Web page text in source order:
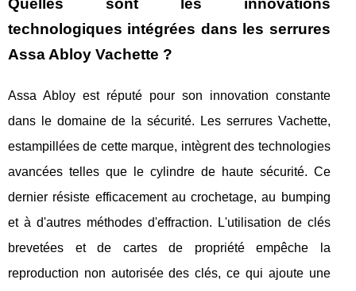
Quelles sont les innovations
technologiques intégrées dans les serrures
Assa Abloy Vachette ?
Assa Abloy est réputé pour son innovation constante
dans le domaine de la sécurité. Les serrures Vachette,
estampillées de cette marque, intègrent des technologies
avancées telles que le cylindre de haute sécurité. Ce
dernier résiste efficacement au crochetage, au bumping
et à d'autres méthodes d'effraction. L'utilisation de clés
brevetées et de cartes de propriété empêche la
reproduction non autorisée des clés, ce qui ajoute une